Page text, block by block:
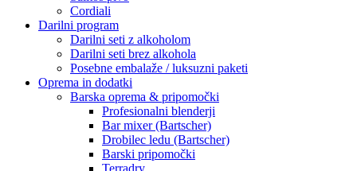
Cordiali
Darilni program
Darilni seti z alkoholom
Darilni seti brez alkohola
Posebne embalaže / luksuzni paketi
Oprema in dodatki
Barska oprema & pripomočki
Profesionalni blenderji
Bar mixer (Bartscher)
Drobilec ledu (Bartscher)
Barski pripomočki
Terradry